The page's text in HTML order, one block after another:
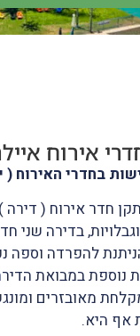
אירוח
בחדרי האירוח ( יוני
חדר אירוח (
בדירה שני
להפרדה וספה
נוספת במבואת
מאובזרים
אף היא.